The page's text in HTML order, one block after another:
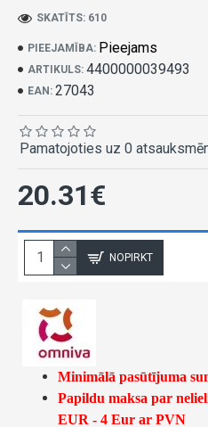
PIEEJAMĪBA: Pieejams
ARTIKULS: 4400000039493
EAN: 27043
SKATĪTS: 610
Pamatojoties uz 0
20.31€
NOPIRKT
Minimālā pasūtījuma
Papildu maksa par
EUR - 4 Eur ar PVN